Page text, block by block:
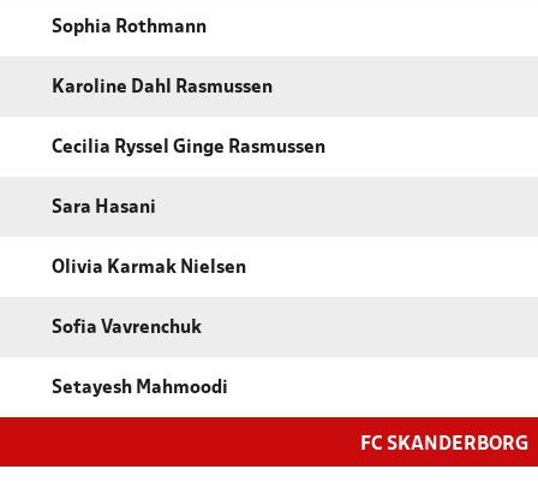
Sophia Rothmann
Karoline Dahl Rasmussen
Cecilia Ryssel Ginge Rasmussen
Sara Hasani
Olivia Karmak Nielsen
Sofia Vavrenchuk
Setayesh Mahmoodi
FC SKANDERBORG